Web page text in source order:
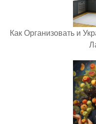
Как Организовать и